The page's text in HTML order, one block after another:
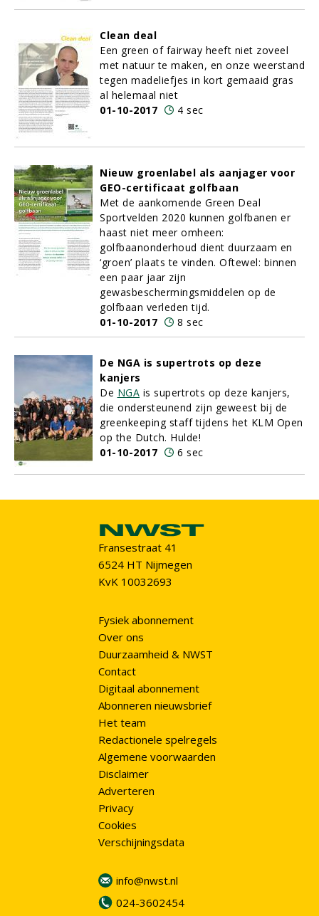
Clean deal
Een green of fairway heeft niet zoveel
met natuur te maken, en onze weerstand
tegen madeliefjes in kort gemaaid gras
al helemaal niet
01-10-2017
4 sec
Nieuw groenlabel als aanjager voor
GEO-certificaat golfbaan
Met de aankomende Green Deal
Sportvelden 2020 kunnen golfbanen er
haast niet meer omheen:
golfbaanonderhoud dient duurzaam en
‘groen’ plaats te vinden. Oftewel: binnen
een paar jaar zijn
gewasbeschermingsmiddelen op de
golfbaan verleden tijd.
01-10-2017
8 sec
De NGA is supertrots op deze
kanjers
De NGA is supertrots op deze kanjers,
die ondersteunend zijn geweest bij de
greenkeeping staff tijdens het KLM Open
op the Dutch. Hulde!
01-10-2017
6 sec
Fransestraat 41
6524 HT Nijmegen
KvK 10032693
Fysiek abonnement
Over ons
Duurzaamheid & NWST
Contact
Digitaal abonnement
Abonneren nieuwsbrief
Het team
Redactionele spelregels
Algemene voorwaarden
Disclaimer
Adverteren
Privacy
Cookies
Verschijningsdata
info@nwst.nl
024-3602454